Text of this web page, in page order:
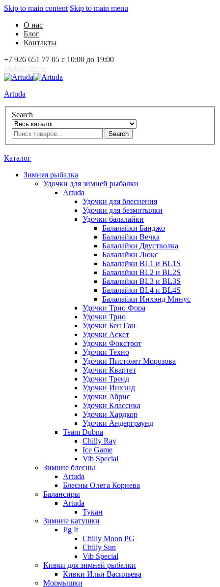
Skip to main content Skip to main menu
О нас
Блог
Контакты
+7 926 651 77 05 с 10:00 до 19:00
Artuda
Search
Search
Каталог
Зимняя рыбалка
Удочки для зимней рыбалки
Artuda
Удочки для блеснения
Удочки для безмотылки
Удочки балалайки
Балалайки Банджо
Балалайки Вечка
Балалайки Двустволка
Балалайки Люкс
Балалайки BL1 и BL1S
Балалайки BL2 и BL2S
Балалайки BL3 и BL3S
Балалайки BL4 и BL4S
Балалайки Инхэнд Минус
Удочки Трио Фора
Удочки Трио
Удочки Бен Ган
Удочки Аскет
Удочки Фокстрот
Удочки Техно
Удочки Пистолет Морозова
Удочки Квартет
Удочки Тренд
Удочки Инхэнд
Удочки Абрис
Удочки Классика
Удочки Хардкор
Удочки Андерграунд
Team Dubna
Chilly Ray
Ice Game
Vib Special
Зимние блесны
Artuda
Блесны Олега Корнева
Балансиры
Artuda
Тукан
Зимние катушки
Jig It
Chilly Moon PG
Chilly Sun
Vib Special
Кивки для зимней рыбалки
Кивки Ильи Васильева
Мормышки